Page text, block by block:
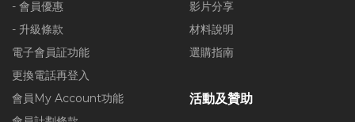
- 會員優惠
- 升級條款
電子會員証功能
更換電話再登入
會員My Account功能
影片分享
材料說明
選購指南
活動及贊助